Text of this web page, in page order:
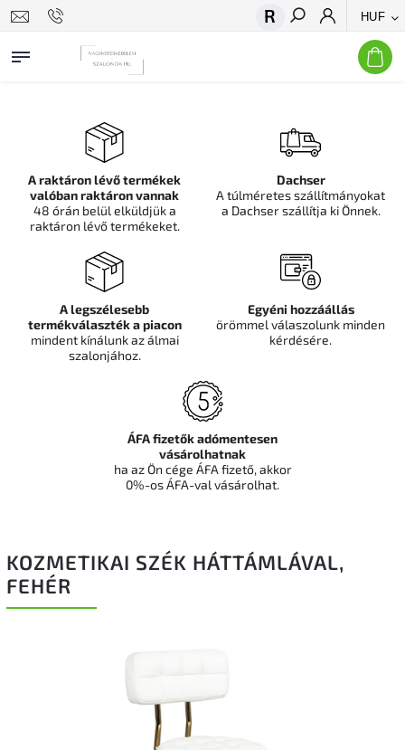
HUF
Keresés
KOZMETIKAI SZÉK HÁTTÁMLÁVAL,
FEHÉR
A raktáron lévő termékek
valóban raktáron vannak
48 órán belül elküldjük a
raktáron lévő termékeket.
Dachser
A túlméretes szállítmányokat
a Dachser szállítja ki Önnek.
A legszélesebb
termékválaszték a piacon
mindent kínálunk az álmai
szalonjához.
Egyéni hozzáállás
örömmel válaszolunk minden
kérdésére.
ÁFA fizetők adómentesen
vásárolhatnak
ha az Ön cége ÁFA fizető, akkor
0%-os ÁFA-val vásárolhat.